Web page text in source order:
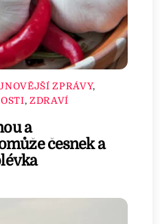
ZPRÁVY,
, ZDRAVÍ
a
česnek a